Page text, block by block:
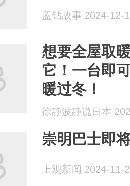
蓝钻故事 2024-12-
想要全屋取
它！一台即
暖过冬！
徐静波静说日本
崇明巴士即
上观新闻 2024-11-